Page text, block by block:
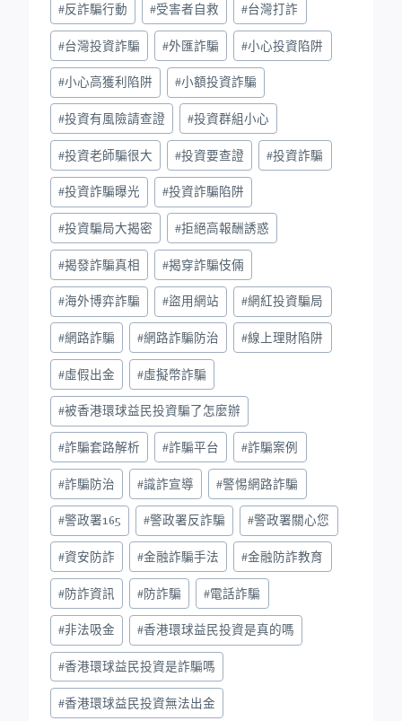
#反詐騙行動 #受害者自救 #台灣打詐
#台灣投資詐騙 #外匯詐騙 #小心投資陷阱
#小心高獲利陷阱 #小額投資詐騙
#投資有風險請查證 #投資群組小心
#投資老師騙很大 #投資要查證 #投資詐騙
#投資詐騙曝光 #投資詐騙陷阱
#投資騙局大揭密 #拒絕高報酬誘惑
#揭發詐騙真相 #揭穿詐騙伎倆
#海外博弈詐騙 #盜用網站 #網紅投資騙局
#網路詐騙 #網路詐騙防治 #線上理財陷阱
#虛假出金 #虛擬幣詐騙
#被香港環球益民投資騙了怎麼辦
#詐騙套路解析 #詐騙平台 #詐騙案例
#詐騙防治 #識詐宣導 #警惕網路詐騙
#警政署165 #警政署反詐騙 #警政署關心您
#資安防詐 #金融詐騙手法 #金融防詐教育
#防詐資訊 #防詐騙 #電話詐騙
#非法吸金 #香港環球益民投資是真的嗎
#香港環球益民投資是詐騙嗎
#香港環球益民投資無法出金